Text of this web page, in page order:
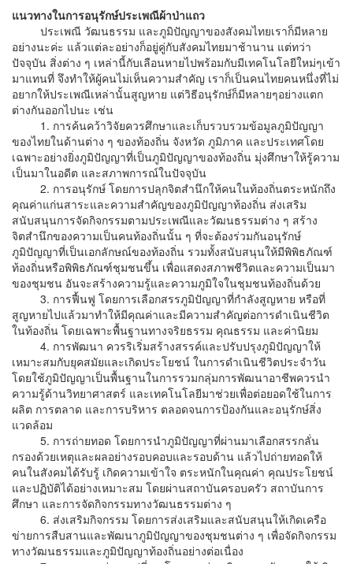
แนวทางในการอนุรักษ์ประเพณีผ้าป่าแถว
ประเพณี วัฒนธรรม และภูมิปัญญาของสังคมไทยเราก็มีหลาย
อย่างนะค่ะ แล้วแต่ละอย่างก็อยู่คู่กับสังคมไทยมาช้านาน แต่ทว่า
ปัจจุบัน สิ่งต่าง ๆ เหล่านี้กับเลือนหายไปพร้อมกับมีเทคโนโลยีใหม่ๆเข้า
มาแทนที่ จึงทำให้ผู้คนไม่เห็นความสำคัญ เราก็เป็นคนไทยคนหนึ่งที่ไม่
อยากให้ประเพณีเหล่านั้นสูญหาย แต่วิธีอนุรักษ์ก็มีหลายๆอย่างแตก
ต่างกันออกไปนะ เช่น
1. การค้นคว้าวิจัยควรศึกษาและเก็บรวบรวมข้อมูลภูมิปัญญา
ของไทยในด้านต่าง ๆ ของท้องถิ่น จังหวัด ภูมิภาค และประเทศโดย
เฉพาะอย่างยิ่งภูมิปัญญาที่เป็นภูมิปัญญาของท้องถิ่น มุ่งศึกษาให้รู้ความ
เป็นมาในอดีต และสภาพการณ์ในปัจจุบัน
2. การอนุรักษ์ โดยการปลุกจิตสำนึกให้คนในท้องถิ่นตระหนักถึง
คุณค่าแก่นสาระและความสำคัญของภูมิปัญญาท้องถิ่น ส่งเสริม
สนับสนุนการจัดกิจกรรมตามประเพณีและวัฒนธรรมต่าง ๆ สร้าง
จิตสำนึกของความเป็นคนท้องถิ่นนั้น ๆ ที่จะต้องร่วมกันอนุรักษ์
ภูมิปัญญาที่เป็นเอกลักษณ์ของท้องถิ่น รวมทั้งสนับสนุนให้มีพิพิธภัณฑ์
ท้องถิ่นหรือพิพิธภัณฑ์ชุมชนขึ้น เพื่อแสดงสภาพชีวิตและความเป็นมา
ของชุมชน อันจะสร้างความรู้และความภูมิใจในชุมชนท้องถิ่นด้วย
3. การฟื้นฟู โดยการเลือกสรรภูมิปัญญาที่กำลังสูญหาย หรือที่
สูญหายไปแล้วมาทำให้มีคุณค่าและมีความสำคัญต่อการดำเนินชีวิต
ในท้องถิ่น โดยเฉพาะพื้นฐานทางจริยธรรม คุณธรรม และค่านิยม
4. การพัฒนา ควรริเริ่มสร้างสรรค์และปรับปรุงภูมิปัญญาให้
เหมาะสมกับยุคสมัยและเกิดประโยชน์ ในการดำเนินชีวิตประจำวัน
โดยใช้ภูมิปัญญาเป็นพื้นฐานในการรวมกลุ่มการพัฒนาอาชีพควรนำ
ความรู้ด้านวิทยาศาสตร์ และเทคโนโลยีมาช่วยเพื่อต่อยอดใช้ในการ
ผลิต การตลาด และการบริหาร ตลอดจนการป้องกันและอนุรักษ์สิ่ง
แวดล้อม
5. การถ่ายทอด โดยการนำภูมิปัญญาที่ผ่านมาเลือกสรรกลั่น
กรองด้วยเหตุและผลอย่างรอบคอบและรอบด้าน แล้วไปถ่ายทอดให้
คนในสังคมได้รับรู้ เกิดความเข้าใจ ตระหนักในคุณค่า คุณประโยชน์
และปฏิบัติได้อย่างเหมาะสม โดยผ่านสถาบันครอบครัว สถาบันการ
ศึกษา และการจัดกิจกรรมทางวัฒนธรรมต่าง ๆ
6. ส่งเสริมกิจกรรม โดยการส่งเสริมและสนับสนุนให้เกิดเครือ
ข่ายการสืบสานและพัฒนาภูมิปัญญาของชุมชนต่าง ๆ เพื่อจัดกิจกรรม
ทางวัฒนธรรมและภูมิปัญญาท้องถิ่นอย่างต่อเนื่อง